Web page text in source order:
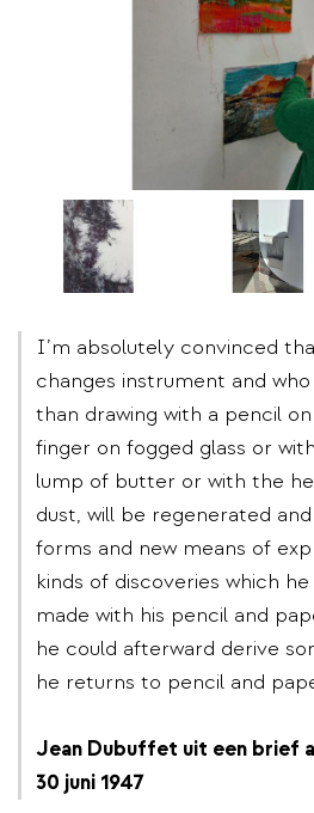
I’m absolutely convinced
changes instrument and
than drawing with a pencil
finger on fogged glass or
lump of butter or with the
dust, will be regenerated
forms and new means of
kinds of discoveries which
made with his pencil and
he could afterward derive
he returns to pencil and
Jean Dubuffet uit een brief
30 juni 1947